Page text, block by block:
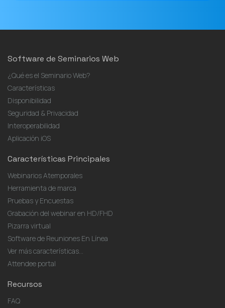
Software de Seminarios Web
¿Qué es el Seminario Web?
Características
Disponibilidad
Seguridad & Privacidad
Interoperabilidad
Aplicación iOS
Características Principales
Webinarios Atemporales
Herramienta de marca
Pruebas y Encuestas
Grabación del webinar en HD/FHD
Pizarra virtual
Software de Reuniones En Línea
Ver más características...
Attendee portal
Recursos
FAQ